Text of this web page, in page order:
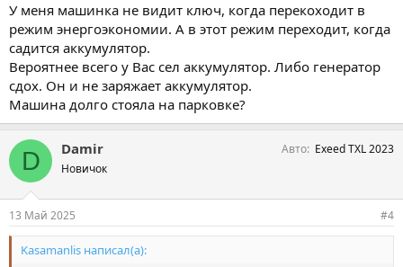
У меня машинка не видит ключ, когда перекоходит в
режим энергоэкономии. А в этот режим переходит, когда
садится аккумулятор.
Вероятнее всего у Вас сел аккумулятор. Либо генератор
сдох. Он и не заряжает аккумулятор.
Машина долго стояла на парковке?
D Damir
Новичок
Авто Exeed TXL 2023
13 Май 2025 #4
Kasamanlis написал(а):